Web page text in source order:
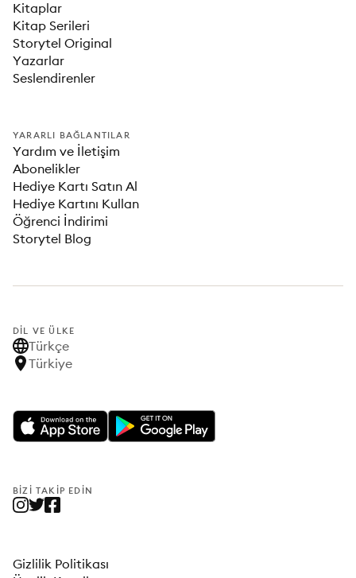
Kitaplar
Kitap Serileri
Storytel Original
Yazarlar
Seslendirenler
YARARLI BAĞLANTILAR
Yardım ve İletişim
Abonelikler
Hediye Kartı Satın Al
Hediye Kartını Kullan
Öğrenci İndirimi
Storytel Blog
DIL VE ÜLKE
Türkçe
Türkiye
BIZI TAKIP EDIN
Gizlilik Politikası